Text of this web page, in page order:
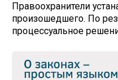
Правоохранители
произошедшего. По
процессуальное